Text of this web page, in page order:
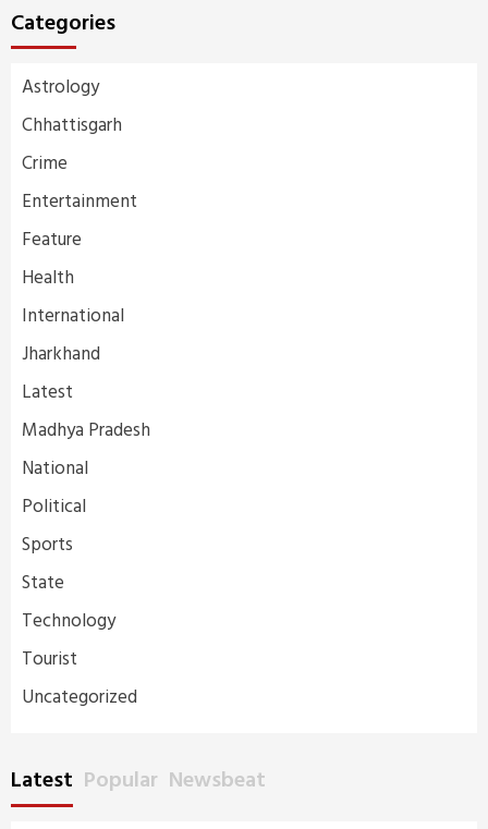
Categories
Astrology
Chhattisgarh
Crime
Entertainment
Feature
Health
International
Jharkhand
Latest
Madhya Pradesh
National
Political
Sports
State
Technology
Tourist
Uncategorized
Latest Popular Newsbeat